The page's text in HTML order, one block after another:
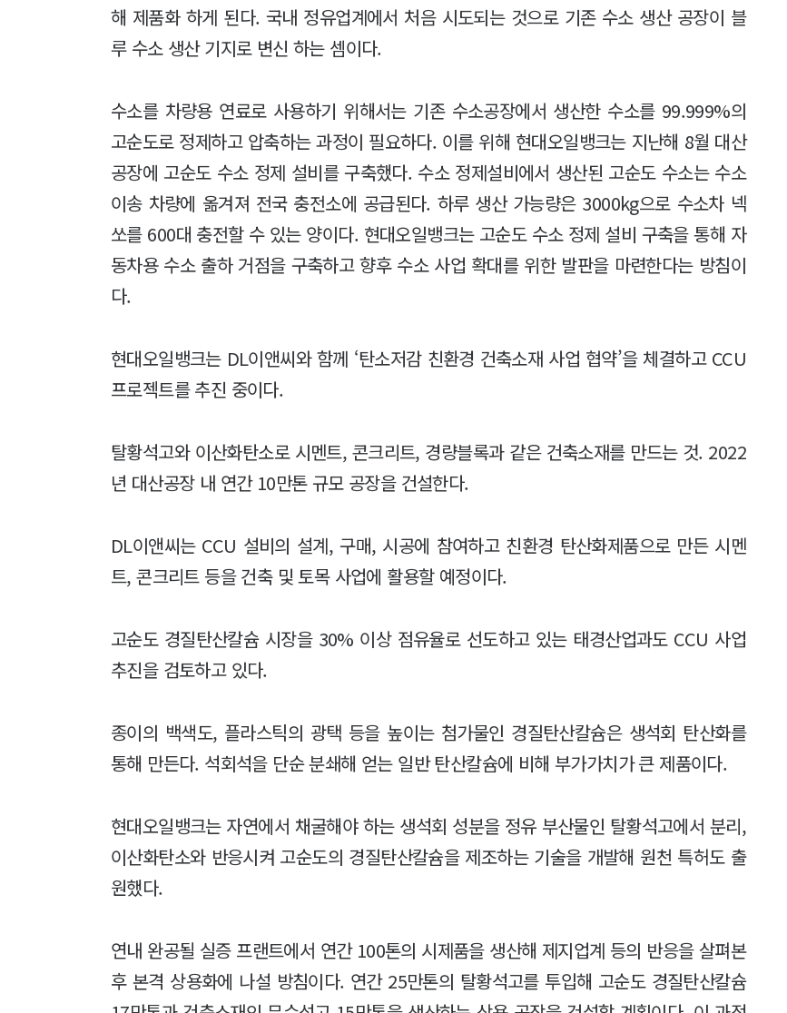
해 제품화 하게 된다. 국내 정유업계에서 처음 시도되는 것으로 기존 수소 생산 공장이 블
루 수소 생산 기지로 변신 하는 셈이다.
수소를 차량용 연료로 사용하기 위해서는 기존 수소공장에서 생산한 수소를 99.999%의
고순도로 정제하고 압축하는 과정이 필요하다. 이를 위해 현대오일뱅크는 지난해 8월 대산
공장에 고순도 수소 정제 설비를 구축했다. 수소 정제설비에서 생산된 고순도 수소는 수소
이송 차량에 옮겨져 전국 충전소에 공급된다. 하루 생산 가능량은 3000kg으로 수소차 넥
쏘를 600대 충전할 수 있는 양이다. 현대오일뱅크는 고순도 수소 정제 설비 구축을 통해 자
동차용 수소 출하 거점을 구축하고 향후 수소 사업 확대를 위한 발판을 마련한다는 방침이
다.
현대오일뱅크는 DL이앤씨와 함께 ‘탄소저감 친환경 건축소재 사업 협약’을 체결하고 CCU
프로젝트를 추진 중이다.
탈황석고와 이산화탄소로 시멘트, 콘크리트, 경량블록과 같은 건축소재를 만드는 것. 2022
년 대산공장 내 연간 10만톤 규모 공장을 건설한다.
DL이앤씨는 CCU 설비의 설계, 구매, 시공에 참여하고 친환경 탄산화제품으로 만든 시멘
트, 콘크리트 등을 건축 및 토목 사업에 활용할 예정이다.
고순도 경질탄산칼슘 시장을 30% 이상 점유율로 선도하고 있는 태경산업과도 CCU 사업
추진을 검토하고 있다.
종이의 백색도, 플라스틱의 광택 등을 높이는 첨가물인 경질탄산칼슘은 생석회 탄산화를
통해 만든다. 석회석을 단순 분쇄해 얻는 일반 탄산칼슘에 비해 부가가치가 큰 제품이다.
현대오일뱅크는 자연에서 채굴해야 하는 생석회 성분을 정유 부산물인 탈황석고에서 분리,
이산화탄소와 반응시켜 고순도의 경질탄산칼슘을 제조하는 기술을 개발해 원천 특허도 출
원했다.
연내 완공될 실증 프랜트에서 연간 100톤의 시제품을 생산해 제지업계 등의 반응을 살펴본
후 본격 상용화에 나설 방침이다. 연간 25만톤의 탈황석고를 투입해 고순도 경질탄산칼슘